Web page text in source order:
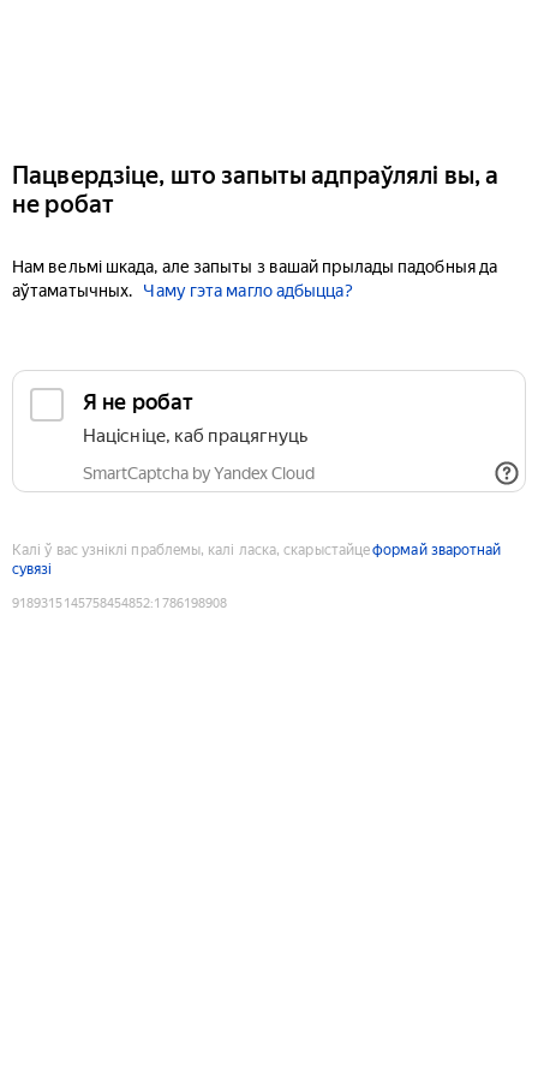
Пацвердзіце, што запыты адпраўлялі вы, а
не робат
Нам вельмі шкада, але запыты з вашай прылады падобныя да
аўтаматычных.
Чаму гэта магло адбыцца?
Я не робат
Націсніце, каб працягнуць
SmartCaptcha by Yandex Cloud
Калі ў вас узніклі праблемы, калі ласка, скарыстайцеформай зваротнай
сувязі
9189315145758454852:1786198908